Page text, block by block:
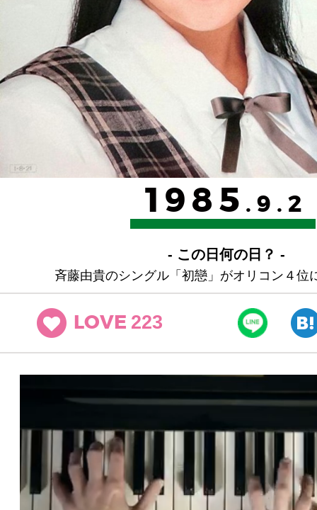
1985 .9.2
- この日何の日？ -
斉藤由貴のシングル「初戀」がオリコン４位
LOVE 223